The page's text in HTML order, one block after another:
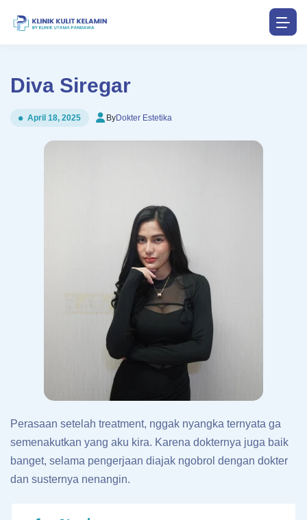
Diva Siregar
April 18, 2025 ByDokter Estetika
Perasaan setelah treatment, nggak nyangka ternyata ga
semenakutkan yang aku kira. Karena dokternya juga baik
banget, selama pengerjaan diajak ngobrol dengan dokter
dan susternya nenangin.